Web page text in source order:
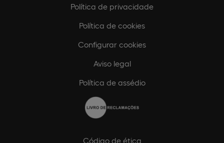
Política de privacidade
Política de cookies
Configurar cookies
Aviso legal
Política de assédio
Código de ética